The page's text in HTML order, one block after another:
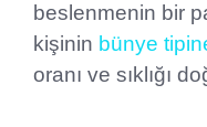
beslenmenin bir
kişinin bünye
oranı ve sıklığı